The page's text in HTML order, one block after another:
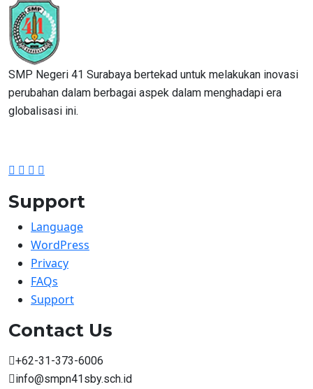
SMP Negeri 41 Surabaya bertekad untuk melakukan inovasi
perubahan dalam berbagai aspek dalam menghadapi era
globalisasi ini.
Support
Language
WordPress
Privacy
FAQs
Support
Contact Us
+62-31-373-6006
info@smpn41sby.sch.id